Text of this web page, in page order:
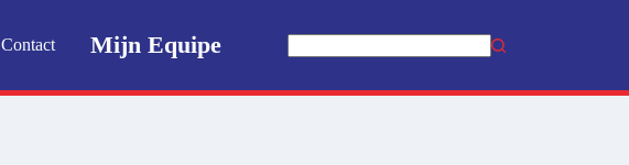
Contact Mijn Equipe